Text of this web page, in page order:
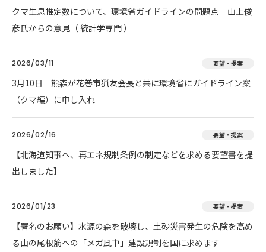
クマ生息推定数について、環境省ガイドラインの問題点 山上俊
彦氏からの意見（ 統計学専門 ）
2026/03/11 要望・提案
3月10日 熊森が花巻市猟友会長と共に環境省にガイドライン案
（クマ編）に申し入れ
2026/02/16 要望・提案
【北海道知事へ、再エネ規制条例の制定などを求める要望書を提
出しました】
2026/01/23 要望・提案
【署名のお願い】水源の森を破壊し、土砂災害発生の危険を高め
る山の尾根筋への「メガ風車」建設規制を国に求めます